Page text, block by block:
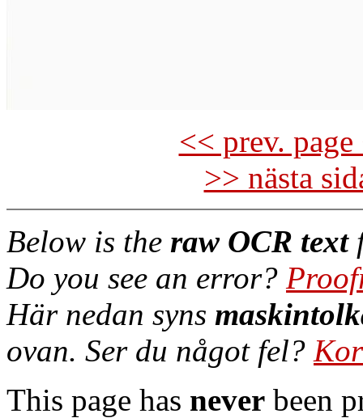
<< prev.
>> nästa
Below is the raw OCR text
Do you see an error?
Här nedan syns
ovan. Ser du något fel?
This page has never been